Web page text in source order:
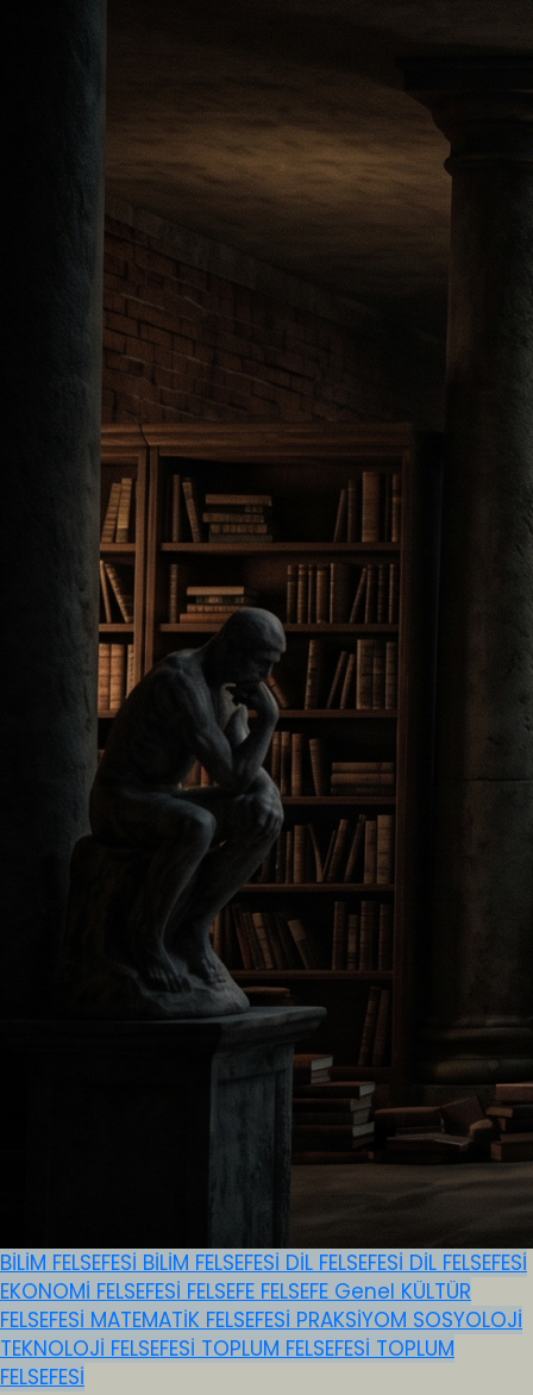
BİLİM FELSEFESİ BİLİM FELSEFESİ DİL FELSEFESİ DİL FELSEFESİ
EKONOMİ FELSEFESİ FELSEFE FELSEFE Genel KÜLTÜR
FELSEFESİ MATEMATİK FELSEFESİ PRAKSİYOM SOSYOLOJİ
TEKNOLOJİ FELSEFESİ TOPLUM FELSEFESİ TOPLUM
FELSEFESİ